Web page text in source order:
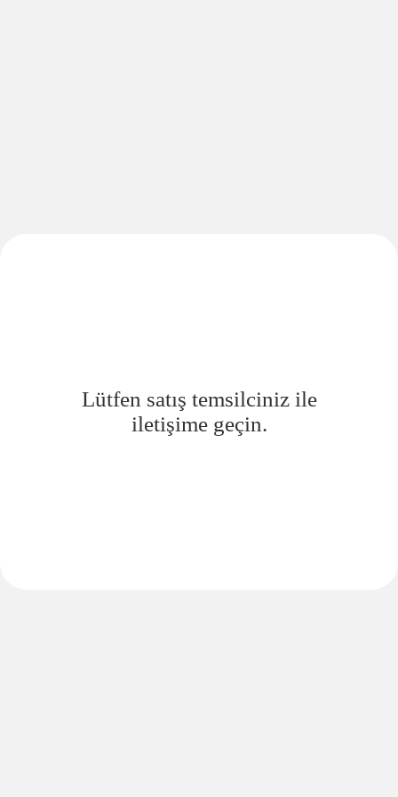
Lütfen satış temsilciniz ile
iletişime geçin.